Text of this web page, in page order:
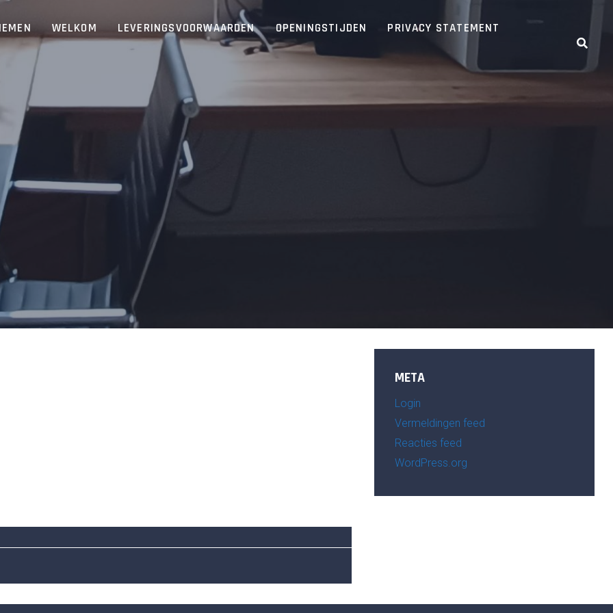
WELKOM LEVERINGSVOORWAARDEN OPENINGSTIJDEN
PRIVACY STATEMENT
META
Login
Vermeldingen feed
Reacties feed
WordPress.org